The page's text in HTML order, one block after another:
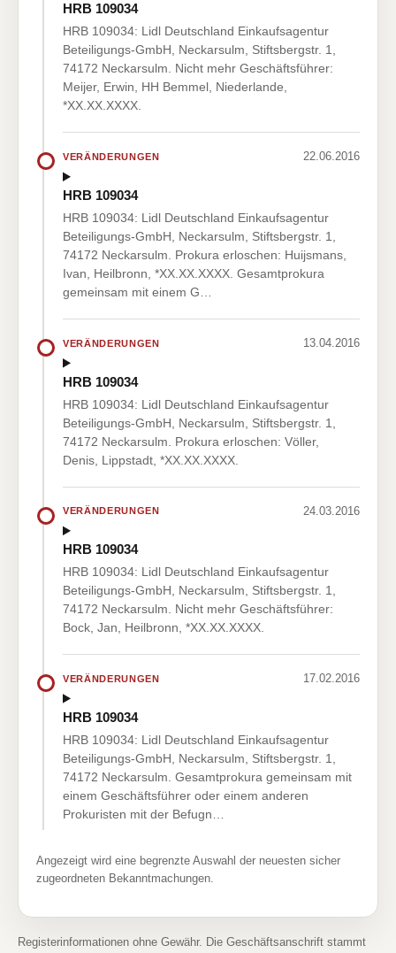
HRB 109034
HRB 109034: Lidl Deutschland Einkaufsagentur
Beteiligungs-GmbH, Neckarsulm, Stiftsbergstr. 1,
74172 Neckarsulm. Nicht mehr Geschäftsführer:
Meijer, Erwin, HH Bemmel, Niederlande,
*XX.XX.XXXX.
VERÄNDERUNGEN 22.06.2016
HRB 109034
HRB 109034: Lidl Deutschland Einkaufsagentur
Beteiligungs-GmbH, Neckarsulm, Stiftsbergstr. 1,
74172 Neckarsulm. Prokura erloschen: Huijsmans,
Ivan, Heilbronn, *XX.XX.XXXX. Gesamtprokura
gemeinsam mit einem G…
VERÄNDERUNGEN 13.04.2016
HRB 109034
HRB 109034: Lidl Deutschland Einkaufsagentur
Beteiligungs-GmbH, Neckarsulm, Stiftsbergstr. 1,
74172 Neckarsulm. Prokura erloschen: Völler,
Denis, Lippstadt, *XX.XX.XXXX.
VERÄNDERUNGEN 24.03.2016
HRB 109034
HRB 109034: Lidl Deutschland Einkaufsagentur
Beteiligungs-GmbH, Neckarsulm, Stiftsbergstr. 1,
74172 Neckarsulm. Nicht mehr Geschäftsführer:
Bock, Jan, Heilbronn, *XX.XX.XXXX.
VERÄNDERUNGEN 17.02.2016
HRB 109034
HRB 109034: Lidl Deutschland Einkaufsagentur
Beteiligungs-GmbH, Neckarsulm, Stiftsbergstr. 1,
74172 Neckarsulm. Gesamtprokura gemeinsam mit
einem Geschäftsführer oder einem anderen
Prokuristen mit der Befugn…
Angezeigt wird eine begrenzte Auswahl der neuesten sicher
zugeordneten Bekanntmachungen.
Registerinformationen ohne Gewähr. Die Geschäftsanschrift stammt